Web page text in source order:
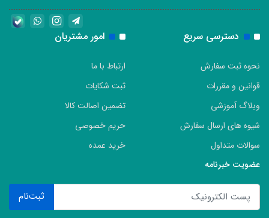
دسترسی سریع
نحوه ثبت سفارش
قوانین و مقررات
وبلاگ آموزشی
شیوه های ارسال سفارش
سوالات متداول
امور مشتریان
ارتباط با ما
ثبت شکایات
تضمین اصالت کالا
حریم خصوصی
خرید عمده
عضویت خبرنامه
ثبت‌نام